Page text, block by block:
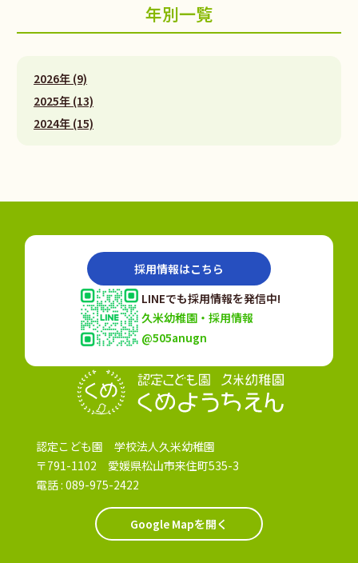
年別一覧
2026年 (9)
2025年 (13)
2024年 (15)
認定こども園 学校法人久米幼稚園
〒791-1102 愛媛県松山市来住町535-3
電話 : 089-975-2422
Google Mapを開く
採用情報はこちら
LINEでも採用情報を発信中!
久米幼稚園・採用情報
@505anugn